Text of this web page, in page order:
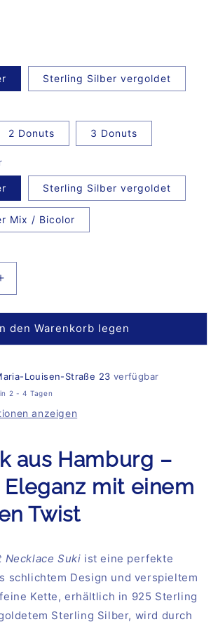
Sterling Silber vergoldet
2 Donuts 3 Donuts
Sterling Silber vergoldet
Mix / Bicolor
Erhöhe
die
Menge
für
Donut
Suki
den Warenkorb legen
Louisen-Straße 23 verfügbar
2 - 4 Tagen
anzeigen
aus Hamburg –
mit einem
Twist
Necklace Suki ist eine perfekte
schlichtem Design und verspieltem
Kette, erhältlich in 925 Sterling
Sterling Silber, wird durch